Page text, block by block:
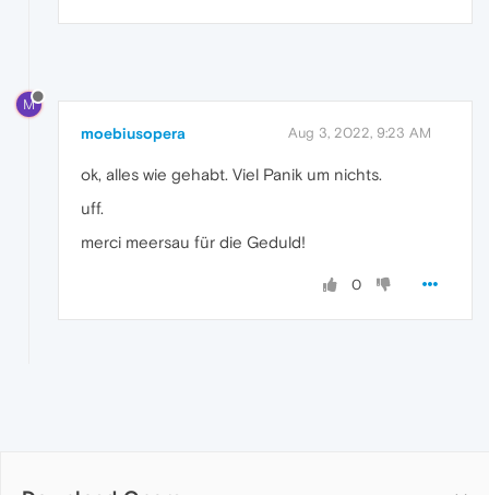
M
moebiusopera Aug 3, 2022, 9:23 AM
ok, alles wie gehabt. Viel Panik um nichts.
uff.
merci meersau für die Geduld!
0